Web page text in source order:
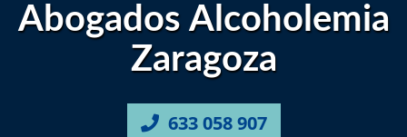
Abogados Alcoholemia
Zaragoza
633 058 907